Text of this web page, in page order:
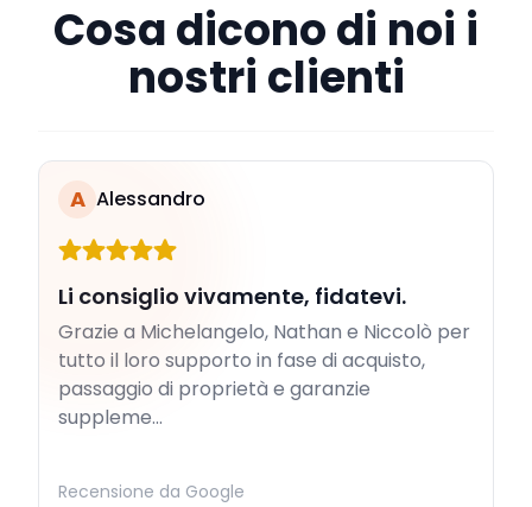
Cosa dicono di noi i
nostri clienti
A Alessandro
Li consiglio vivamente, fidatevi.
Grazie a Michelangelo, Nathan e Niccolò per
tutto il loro supporto in fase di acquisto,
passaggio di proprietà e garanzie
suppleme...
Recensione da Google